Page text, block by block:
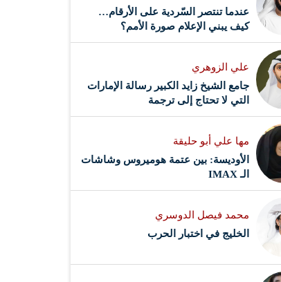
عندما تنتصر السّردية على الأرقام…
كيف يبني الإعلام صورة الأمم؟
علي الزوهري
جامع الشيخ زايد الكبير رسالة الإمارات
التي لا تحتاج إلى ترجمة
مها علي أبو حليقة
الأوديسة: بين عتمة هوميروس وشاشات
الـ IMAX
محمد فيصل الدوسري ​
‏الخليج في اختبار الحرب